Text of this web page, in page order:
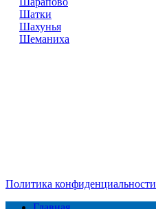
Шатки
Шахунья
Шеманиха
Политика конфиденциальности